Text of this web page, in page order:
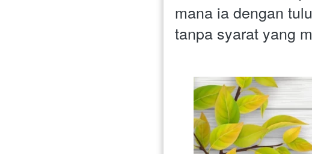
mana ia dengan
tanpa syarat yang